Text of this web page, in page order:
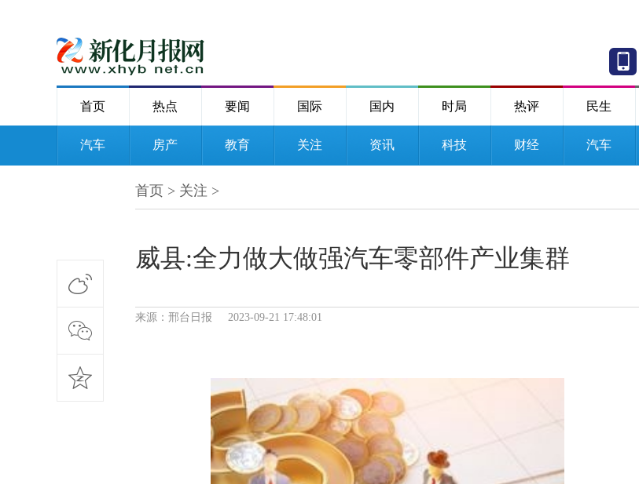
首页 热点 要闻 国际 国内 时局 热评 民生
汽车 房产 教育 关注 资讯 科技 财经 汽车
首页 > 关注 >
威县:全力做大做强汽车零部件产业集群
来源：邢台日报 2023-09-21 17:48:01